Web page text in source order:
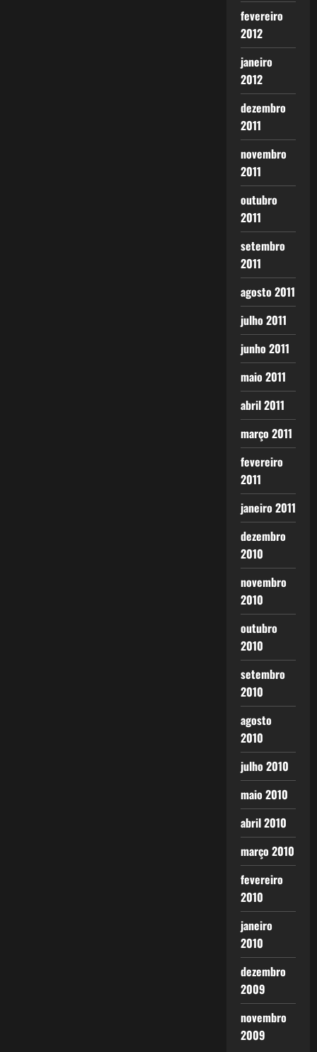
fevereiro
2012
janeiro
2012
dezembro
2011
novembro
2011
outubro
2011
setembro
2011
agosto 2011
julho 2011
junho 2011
maio 2011
abril 2011
março 2011
fevereiro
2011
janeiro 2011
dezembro
2010
novembro
2010
outubro
2010
setembro
2010
agosto
2010
julho 2010
maio 2010
abril 2010
março 2010
fevereiro
2010
janeiro
2010
dezembro
2009
novembro
2009